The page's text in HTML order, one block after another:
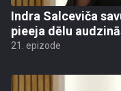
Indra Salceviča
pieeja dēlu
21. epizode